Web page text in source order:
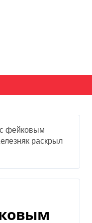
фейковым
раскрыл